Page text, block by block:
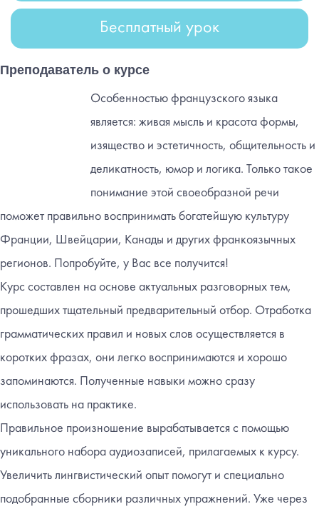
Бесплатный урок
Преподаватель о курсе
Особенностью французского языка
является: живая мысль и красота формы,
изящество и эстетичность, общительность и
деликатность, юмор и логика. Только такое
понимание этой своеобразной речи
поможет правильно воспринимать богатейшую культуру
Франции, Швейцарии, Канады и других франкоязычных
регионов. Попробуйте, у Вас все получится!
Курс составлен на основе актуальных разговорных тем,
прошедших тщательный предварительный отбор. Отработка
грамматических правил и новых слов осуществляется в
коротких фразах, они легко воспринимаются и хорошо
запоминаются. Полученные навыки можно сразу
использовать на практике.
Правильное произношение вырабатывается с помощью
уникального набора аудиозаписей, прилагаемых к курсу.
Увеличить лингвистический опыт помогут и специально
подобранные сборники различных упражнений. Уже через